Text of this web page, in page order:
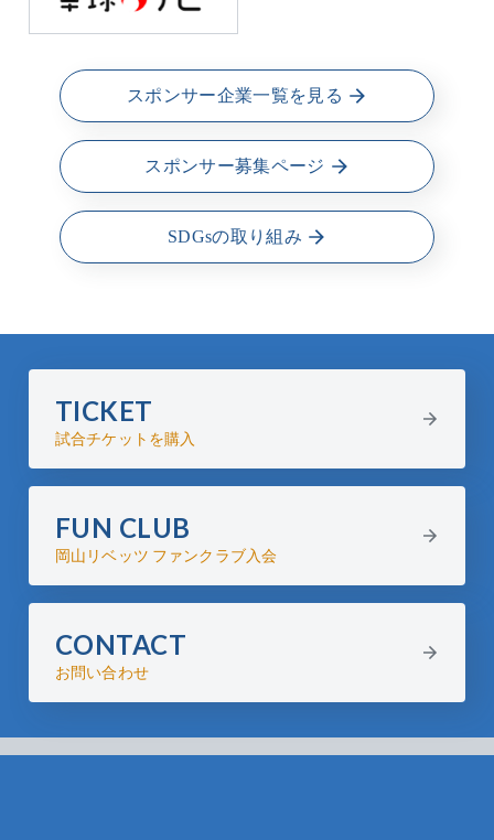
スポンサー企業一覧を見る
スポンサー募集ページ
SDGsの取り組み
TICKET
試合チケットを購入
FUN CLUB
岡山リベッツ ファンクラブ入会
CONTACT
お問い合わせ